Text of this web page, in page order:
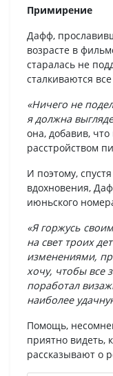
Примирение
Дафф,
возрасте в
старалась не
сталкиваются
«Ничего не
я должна
она, добавив,
расстройством
И поэтому,
вдохновения,
июньского
«Я горжусь
на свет троих
изменениями,
хочу, чтобы все
поработал
наиболее
Помощь,
приятно видеть,
рассказывают о